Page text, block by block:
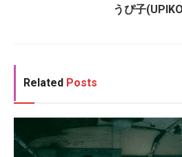
うぴ子
Related Posts